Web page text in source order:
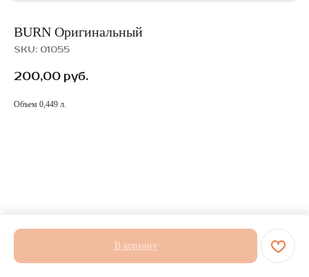
BURN Оригинальный
SKU: 01055
200,00 руб.
В корзину
Объем 0,449 л.